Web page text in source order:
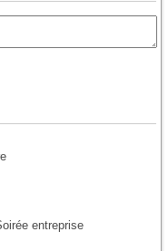
entreprise